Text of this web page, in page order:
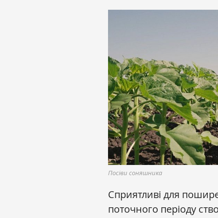
Посіви соняшника
Сприятливі для
поточного періоду